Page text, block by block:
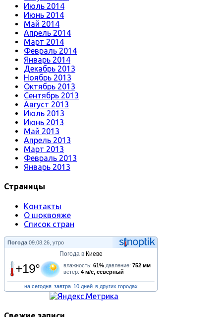
Июль 2014
Июнь 2014
Май 2014
Апрель 2014
Март 2014
Февраль 2014
Январь 2014
Декабрь 2013
Ноябрь 2013
Октябрь 2013
Сентябрь 2013
Август 2013
Июль 2013
Июнь 2013
Май 2013
Апрель 2013
Март 2013
Февраль 2013
Январь 2013
Страницы
Контакты
О шоквояже
Список стран
Погода 09.08.26, утро
Погода в Киеве
+19° влажность: 61% давление: 752 мм
ветер: 4 м/с, северный
на сегодня завтра 10 дней в других городах